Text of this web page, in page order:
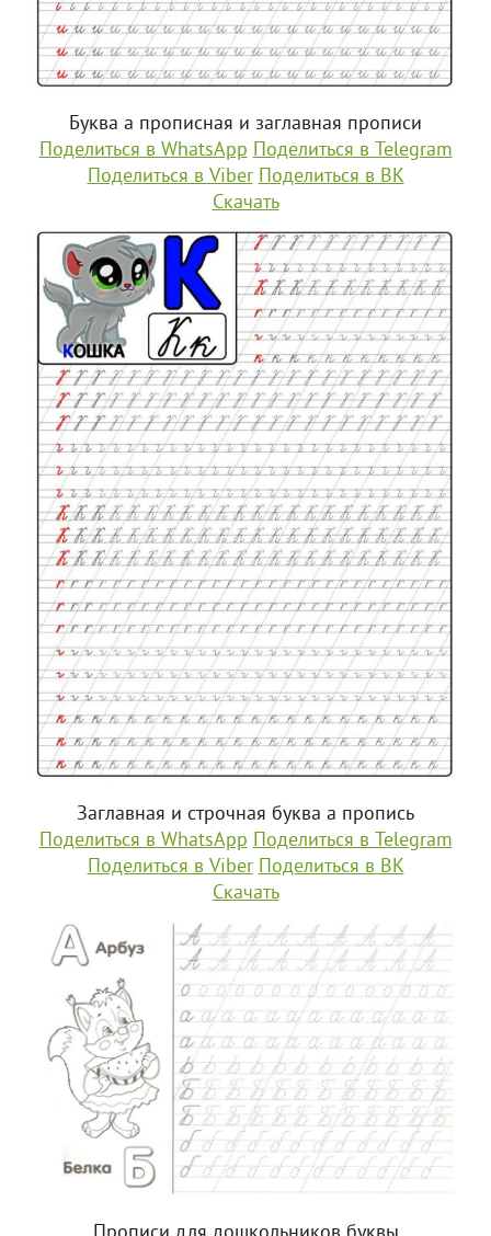
Буква а прописная и заглавная прописи
Поделиться в WhatsApp Поделиться в Telegram
Поделиться в Viber Поделиться в ВК
Скачать
Заглавная и строчная буква а пропись
Поделиться в WhatsApp Поделиться в Telegram
Поделиться в Viber Поделиться в ВК
Скачать